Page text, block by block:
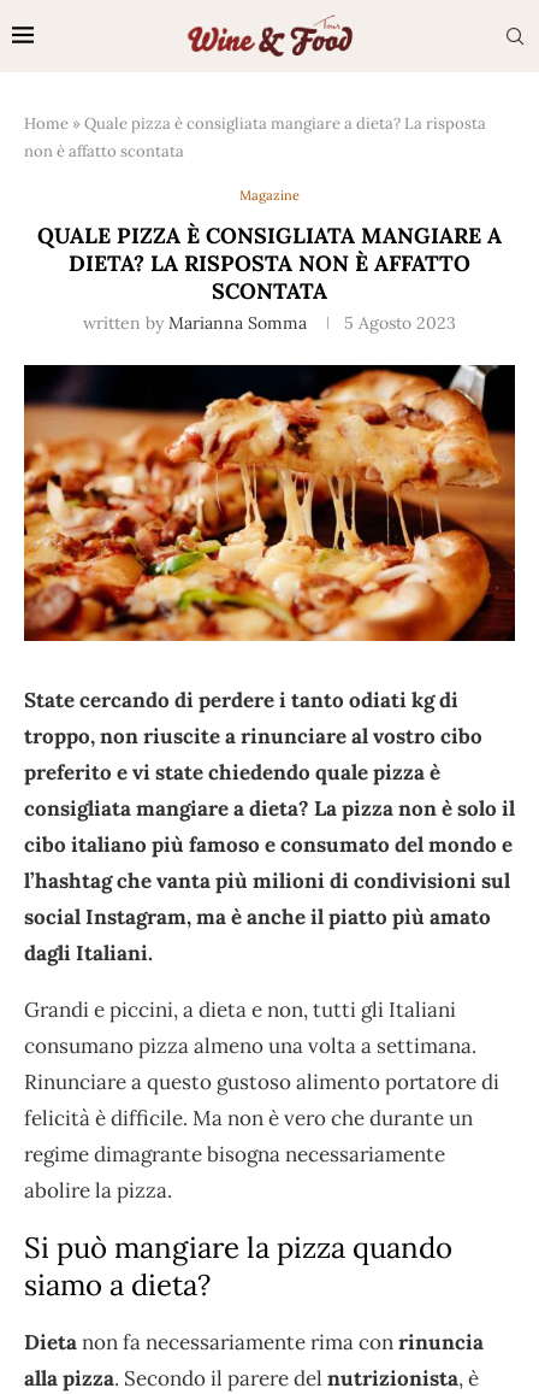
Home »Quale pizza è consigliata mangiare a dieta? La risposta
non è affatto scontata
Magazine
QUALE PIZZA È CONSIGLIATA MANGIARE A
DIETA? LA RISPOSTA NON È AFFATTO
SCONTATA
written by Marianna Somma 5 Agosto 2023
State cercando di perdere i tanto odiati kg di
troppo, non riuscite a rinunciare al vostro cibo
preferito e vi state chiedendo quale pizza è
consigliata mangiare a dieta? La pizza non è solo il
cibo italiano più famoso e consumato del mondo e
l’hashtag che vanta più milioni di condivisioni sul
social Instagram, ma è anche il piatto più amato
dagli Italiani.
Grandi e piccini, a dieta e non, tutti gli Italiani
consumano pizza almeno una volta a settimana.
Rinunciare a questo gustoso alimento portatore di
felicità è difficile. Ma non è vero che durante un
regime dimagrante bisogna necessariamente
abolire la pizza.
Si può mangiare la pizza quando
siamo a dieta?
Dietanon fa necessariamente rima conrinuncia
alla pizza. Secondo il parere del nutrizionista, è